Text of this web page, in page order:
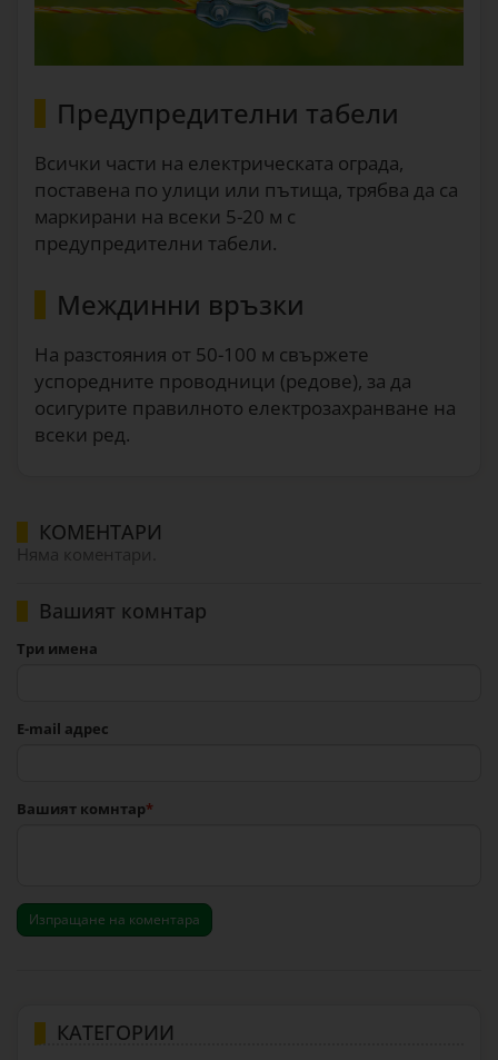
Предупредителни табели
Всички части на електрическата ограда,
поставена по улици или пътища, трябва да са
маркирани на всеки 5-20 м с
предупредителни табели.
Междинни връзки
На разстояния от 50-100 м свържете
успоредните проводници (редове), за да
осигурите правилното електрозахранване на
всеки ред.
КОМЕНТАРИ
Няма коментари.
Вашият комнтар
Три имена
E-mail адрес
Вашият комнтар
Изпращане на коментара
КАТЕГОРИИ